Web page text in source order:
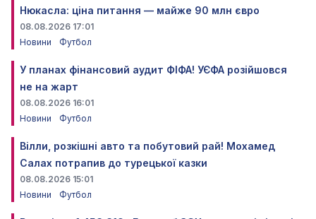
Нюкасла: ціна питання — майже 90 млн євро
08.08.2026 17:01
Новини
Футбол
У планах фінансовий аудит ФІФА! УЄФА розійшовся
не на жарт
08.08.2026 16:01
Новини
Футбол
Вілли, розкішні авто та побутовий рай! Мохамед
Салах потрапив до турецької казки
08.08.2026 15:01
Новини
Футбол